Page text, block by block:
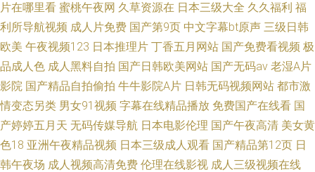
片在哪里看 蜜桃午夜网 久草资源在 日本三级大全 久久福利 福
利所导航视频 成人片免费 国产第9页 中文字幕bt原声 三级日韩
欧美 午夜视频123 日本推理片 丁香五月网站 国产免费看视频 极
品成人色 成人黑料自拍 国产日韩欧美网站 国产无码av 老湿A片
影院 国产精品自拍偷拍 牛牛影院A片 日韩无码视频网站 都市激
情变态另类 男女91视频 字幕在线精品播放 免费国产在线看 国
产婷婷五月天 无码传媒导航 日本电影伦理 国产午夜高清 美女黄
色18 亚洲午夜精品视频 日本三级成人观看 国产精品第12页 日
韩午夜场 成人视频高清免费 伦理在线影视 成人三级视频在线